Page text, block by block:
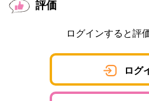
評価
ログインすると評
ログ